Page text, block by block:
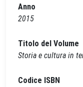
Anno
2015
Titolo del Volume
Storia e cultura in
Codice ISBN